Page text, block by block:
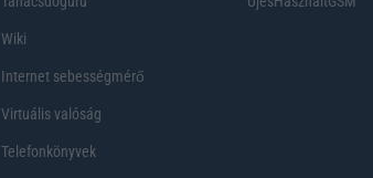
Wiki
Internet sebességmérő
Virtuális valóság
Telefonkönyvek